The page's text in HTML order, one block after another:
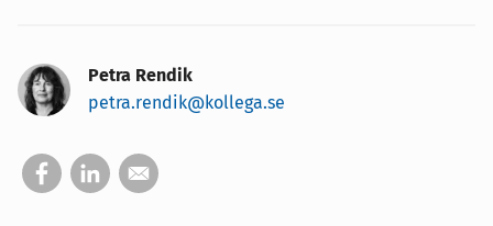
Petra Rendik
petra.rendik@kollega.se